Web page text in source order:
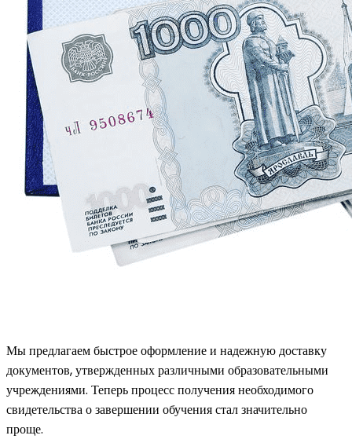
Мы предлагаем быстрое оформление и надежную доставку
документов, утвержденных различными образовательными
учреждениями. Теперь процесс получения необходимого
свидетельства о завершении обучения стал значительно
проще.